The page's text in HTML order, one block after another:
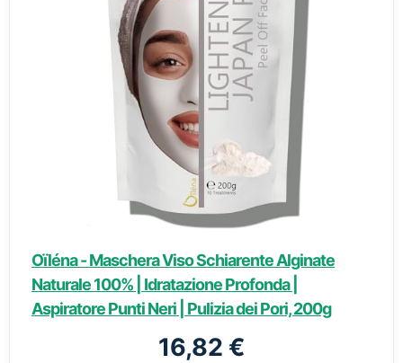
Oïléna - Maschera Viso Schiarente Alginate
Naturale 100% | Idratazione Profonda |
Aspiratore Punti Neri | Pulizia dei Pori, 200g
16,82 €